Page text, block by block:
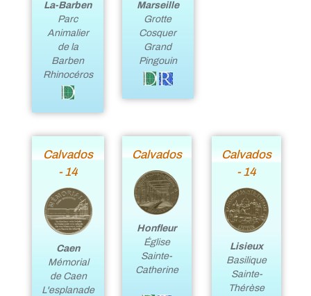
La-Barben
Parc
Animalier
de la
Barben
Rhinocéros
Marseille
Grotte
Cosquer
Grand
Pingouin
Calvados
- 14
Caen
Mémorial
de Caen
L'esplanade
Calvados
Honfleur
Église
Sainte-
Catherine
Calvados
- 14
Lisieux
Basilique
Sainte-
Thérèse